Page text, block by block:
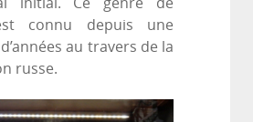
initial. Ce genre de
connu depuis une
au travers de la
russe.